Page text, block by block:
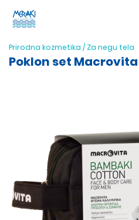
Prirodna kozmetika / Za negu tela
Poklon set